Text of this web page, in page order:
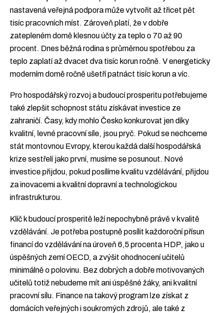
nastavená veřejná podpora může vytvořit až třicet pět
tisíc pracovních míst. Zároveň platí, že v dobře
zatepleném domě klesnou účty za teplo o 70 až 90
procent. Dnes běžná rodina s průměrnou spotřebou za
teplo zaplatí až dvacet dva tisíc korun ročně. V energeticky
moderním domě ročně ušetří patnáct tisíc korun a víc.
Pro hospodářský rozvoj a budoucí prosperitu potřebujeme
také zlepšit schopnost státu získávat investice ze
zahraničí. Časy, kdy mohlo Česko konkurovat jen díky
kvalitní, levné pracovní síle, jsou pryč. Pokud se nechceme
stát montovnou Evropy, kterou každá další hospodářská
krize sestřelí jako první, musíme se posunout. Nové
investice přijdou, pokud posílíme kvalitu vzdělávání, přijdou
za inovacemi a kvalitní dopravní a technologickou
infrastrukturou.
Klíč k budoucí prosperitě leží nepochybně právě v kvalitě
vzdělávání. Je potřeba postupně posílit každoroční přísun
financí do vzdělávání na úroveň 6,5 procenta HDP, jako u
úspěšných zemí OECD, a zvýšit ohodnocení učitelů
minimálně o polovinu. Bez dobrých a dobře motivovaných
učitelů totiž nebudeme mít ani úspěšné žáky, ani kvalitní
pracovní sílu. Finance na takový program lze získat z
domácích veřejných i soukromých zdrojů, ale také z